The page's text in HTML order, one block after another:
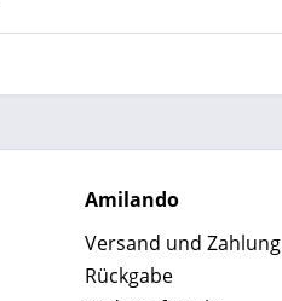
Amilando
Versand und Zahlung
Rückgabe